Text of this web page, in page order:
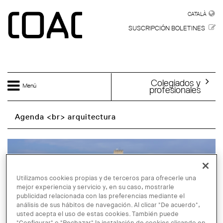
CATALÀ
SUSCRIPCIÓN BOLETINES
Menú Colegiados y
profesionales
Agenda <br> arquitectura
Utilizamos cookies propias y de terceros para ofrecerle una
mejor experiencia y servicio y, en su caso, mostrarle
publicidad relacionada con las preferencias mediante el
análisis de sus hábitos de navegación. Al clicar "De acuerdo",
usted acepta el uso de estas cookies. También puede